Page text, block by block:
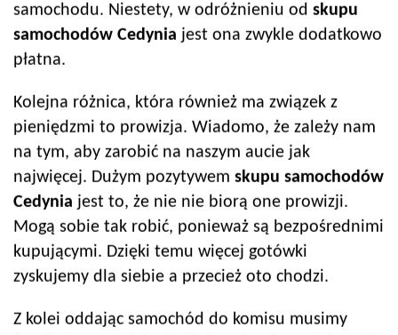
samochodu. Niestety, w odróżnieniu od skupu
samochodów Cedynia jest ona zwykle dodatkowo
płatna.
Kolejna różnica, która również ma związek z
pieniędzmi to prowizja. Wiadomo, że zależy nam
na tym, aby zarobić na naszym aucie jak
najwięcej. Dużym pozytywem skupu samochodów
Cedynia jest to, że nie nie biorą one prowizji.
Mogą sobie tak robić, ponieważ są bezpośrednimi
kupującymi. Dzięki temu więcej gotówki
zyskujemy dla siebie a przecież oto chodzi.
Z kolei oddając samochód do komisu musimy